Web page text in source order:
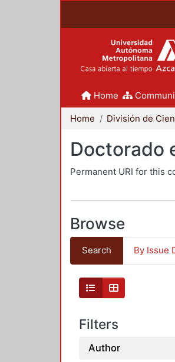
Home
Home
Doctorado
Permanent URI for this
Browse
Search By Issue
Filters
Author